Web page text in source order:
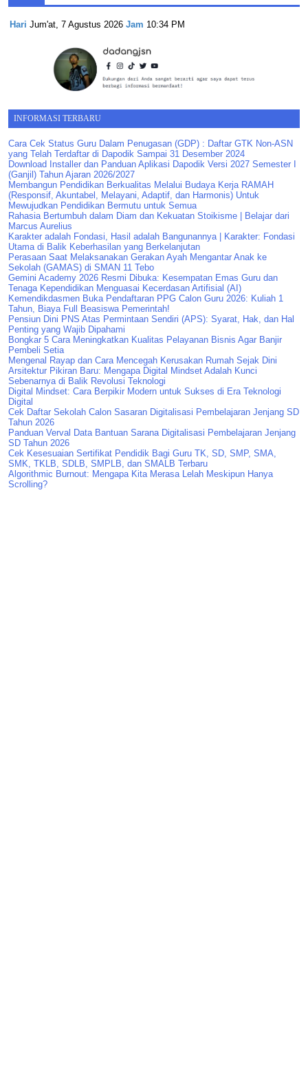
Hari Jum'at, 7 Agustus 2026 Jam 10:34 PM
INFORMASI TERBARU
Cara Cek Status Guru Dalam Penugasan (GDP) : Daftar GTK Non-ASN
yang Telah Terdaftar di Dapodik Sampai 31 Desember 2024
Download Installer dan Panduan Aplikasi Dapodik Versi 2027 Semester I
(Ganjil) Tahun Ajaran 2026/2027
Membangun Pendidikan Berkualitas Melalui Budaya Kerja RAMAH
(Responsif, Akuntabel, Melayani, Adaptif, dan Harmonis) Untuk
Mewujudkan Pendidikan Bermutu untuk Semua
Rahasia Bertumbuh dalam Diam dan Kekuatan Stoikisme | Belajar dari
Marcus Aurelius
Karakter adalah Fondasi, Hasil adalah Bangunannya | Karakter: Fondasi
Utama di Balik Keberhasilan yang Berkelanjutan
Perasaan Saat Melaksanakan Gerakan Ayah Mengantar Anak ke
Sekolah (GAMAS) di SMAN 11 Tebo
Gemini Academy 2026 Resmi Dibuka: Kesempatan Emas Guru dan
Tenaga Kependidikan Menguasai Kecerdasan Artifisial (AI)
Kemendikdasmen Buka Pendaftaran PPG Calon Guru 2026: Kuliah 1
Tahun, Biaya Full Beasiswa Pemerintah!
Pensiun Dini PNS Atas Permintaan Sendiri (APS): Syarat, Hak, dan Hal
Penting yang Wajib Dipahami
Bongkar 5 Cara Meningkatkan Kualitas Pelayanan Bisnis Agar Banjir
Pembeli Setia
Mengenal Rayap dan Cara Mencegah Kerusakan Rumah Sejak Dini
Arsitektur Pikiran Baru: Mengapa Digital Mindset Adalah Kunci
Sebenarnya di Balik Revolusi Teknologi
Digital Mindset: Cara Berpikir Modern untuk Sukses di Era Teknologi
Digital
Cek Daftar Sekolah Calon Sasaran Digitalisasi Pembelajaran Jenjang SD
Tahun 2026
Panduan Verval Data Bantuan Sarana Digitalisasi Pembelajaran Jenjang
SD Tahun 2026
Cek Kesesuaian Sertifikat Pendidik Bagi Guru TK, SD, SMP, SMA,
SMK, TKLB, SDLB, SMPLB, dan SMALB Terbaru
Algorithmic Burnout: Mengapa Kita Merasa Lelah Meskipun Hanya
Scrolling?